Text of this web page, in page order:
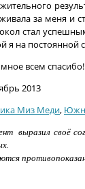
за меня и
стал
я на постоянной
всем спасибо!
2013
Миз Меди,
выразил своё